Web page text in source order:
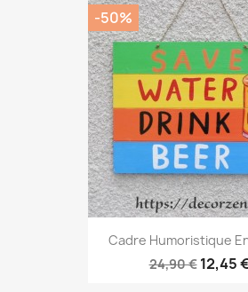
Cadre Humoristique
24,90 € 12,45
-50%